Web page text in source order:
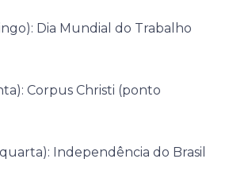
Dia Mundial do Trabalho
Corpus Christi (ponto
Independência do Brasil